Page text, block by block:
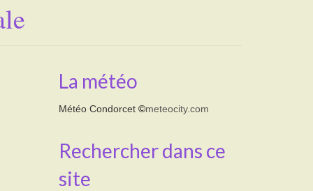
La météo
Météo Condorcet©meteocity.com
Rechercher dans ce
site